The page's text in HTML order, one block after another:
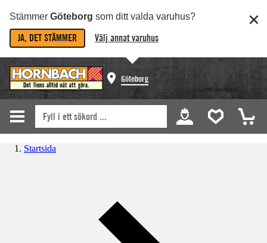
Stämmer Göteborg som ditt valda varuhus?
JA, DET STÄMMER Välj annat varuhus
Göteborg
Startsida